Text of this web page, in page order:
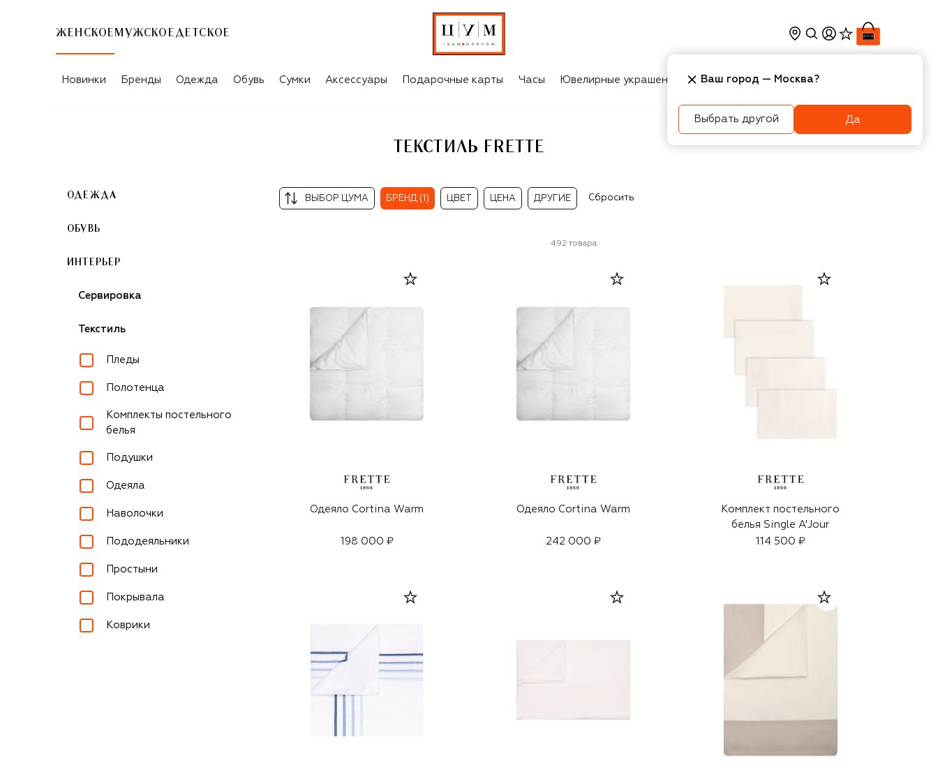
ЖЕНСКОЕ МУЖСКОЕ ДЕТСКОЕ
ТЕКСТИЛЬ FRETTE
Новинки Бренды Одежда Обувь Сумки Аксессуары Подарочные карты Часы Ювелирные украшения Косметика Интерьер
ТЕКСТИЛЬ FRETTE
ОДЕЖДА
ОБУВЬ
ИНТЕРЬЕР
Сервировка
Текстиль
Пледы
Полотенца
Комплекты постельного
белья
Подушки
Одеяла
Наволочки
Пододеяльники
Простыни
Покрывала
Коврики
ВЫБОР ЦУМА БРЕНД (1) ЦВЕТ ЦЕНА ДРУГИЕ Сбросить
492 товара
Одеяло Cortina Warm
198 000 ₽
Одеяло Cortina Warm
242 000 ₽
Комплект постельного
белья Single A'Jour
114 500 ₽
Ваш город — Москва?
Выбрать другой Да